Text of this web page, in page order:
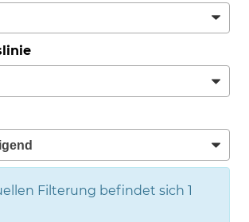
Filterung befindet sich 1